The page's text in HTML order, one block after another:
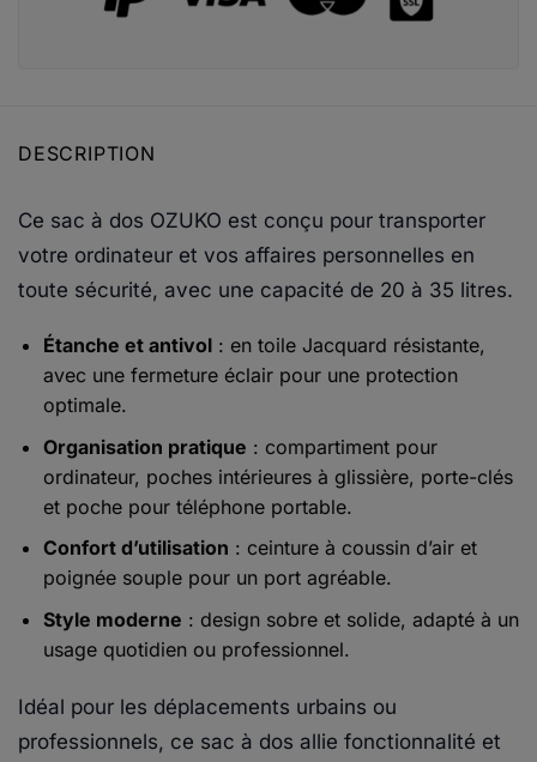
DESCRIPTION
Ce sac à dos OZUKO est conçu pour transporter
votre ordinateur et vos affaires personnelles en
toute sécurité, avec une capacité de 20 à 35 litres.
Étanche et antivol: en toile Jacquard résistante,
avec une fermeture éclair pour une protection
optimale.
Organisation pratique : compartiment pour
ordinateur, poches intérieures à glissière, porte-clés
et poche pour téléphone portable.
Confort d’utilisation : ceinture à coussin d’air et
poignée souple pour un port agréable.
Style moderne : design sobre et solide, adapté à un
usage quotidien ou professionnel.
Idéal pour les déplacements urbains ou
professionnels, ce sac à dos allie fonctionnalité et